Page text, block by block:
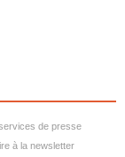
de presse
à la newsletter